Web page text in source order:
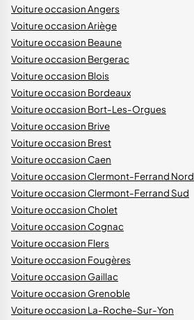
Voiture occasion Angers
Voiture occasion Ariège
Voiture occasion Beaune
Voiture occasion Bergerac
Voiture occasion Blois
Voiture occasion Bordeaux
Voiture occasion Bort-Les-Orgues
Voiture occasion Brive
Voiture occasion Brest
Voiture occasion Caen
Voiture occasion Clermont-Ferrand Nord
Voiture occasion Clermont-Ferrand Sud
Voiture occasion Cholet
Voiture occasion Cognac
Voiture occasion Flers
Voiture occasion Fougères
Voiture occasion Gaillac
Voiture occasion Grenoble
Voiture occasion La-Roche-Sur-Yon